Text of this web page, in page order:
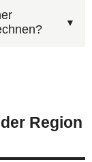
Region